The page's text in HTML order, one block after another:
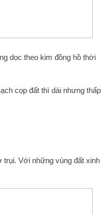
dọc theo kim đồng hồ thời
cọp đất thì dài nhưng thấp
trụi. Với những vùng đất xinh